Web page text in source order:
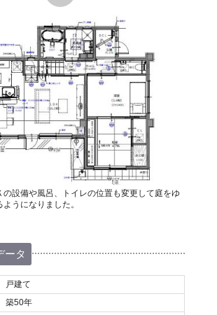
の設備や風呂、トイレの位置も変更して庭をゆ
うになりました。
ータ
戸建て
築50年